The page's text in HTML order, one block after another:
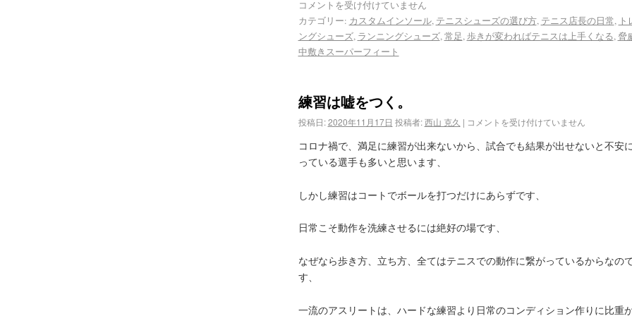
コメントを受け付けていません
カテゴリー: カスタムインソール, テニスシューズの選び方, テニス店長の日常, ト
ングシューズ, ランニングシューズ,常足,歩きが変わればテニスは上手くなる, 脅
中敷きスーパーフィート
練習は嘘をつく。
投稿日: 2020年11月17日 投稿者: 西山 克久 | コメントを受け付けていません
コロナ禍で、満足に練習が出来ないから、試合でも結果が出せないと不安
っている選手も多いと思います、
しかし練習はコートでボールを打つだけにあらずです、
日常こそ動作を洗練させるには絶好の場です、
なぜなら歩き方、立ち方、全てはテニスでの動作に繋がっているからなの
す、
一流のアスリートは、ハードな練習より日常のコンディション作りに比重